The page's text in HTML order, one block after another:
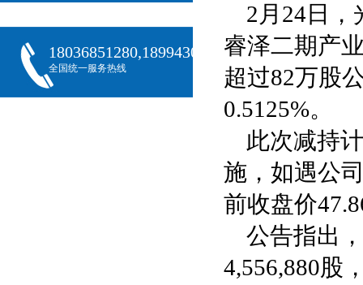
18036851280,18994301288,18068407382
全国统一服务热线
2月24日
睿泽二期产
超过82万股
0.5125%。
此次减持
施，如遇公
前收盘价
公告指出
4,556,880股